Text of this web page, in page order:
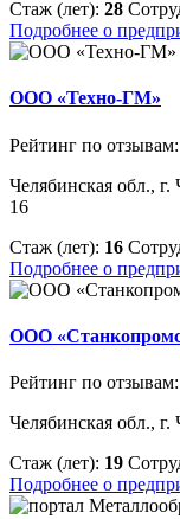
Стаж (лет): 28
Подробнее о
ООО «Техно-ГМ»
Рейтинг по отзывам:
Челябинская обл.,
16
Стаж (лет): 16
Подробнее о
ООО
Рейтинг по отзывам:
Челябинская обл.,
Стаж (лет): 19
Подробнее о